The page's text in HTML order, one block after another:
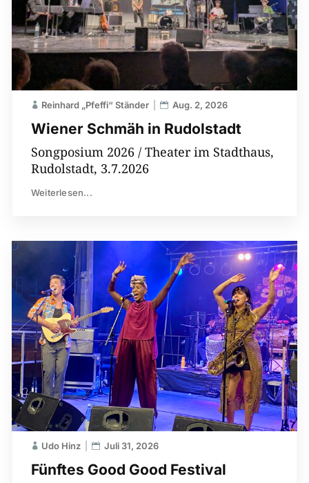
Wiener Schmäh in Rudolstadt
Reinhard „Pfeffi“ Ständer Aug. 2, 2026
Songposium 2026 / Theater im Stadthaus,
Rudolstadt, 3.7.2026
Weiterlesen...
Fünftes Good Good Festival
Udo Hinz Juli 31, 2026